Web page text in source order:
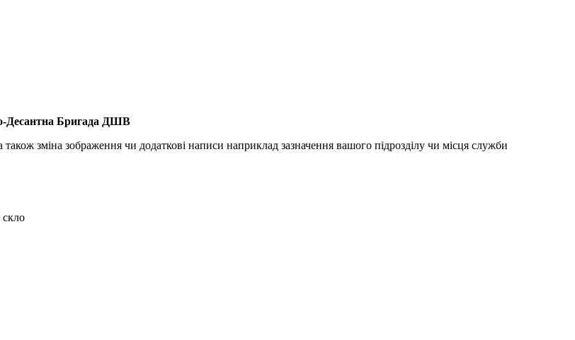
Десантна Бригада ДШВ
зміна зображення чи додаткові написи наприклад зазначення вашого підрозділу чи місця служби
скло